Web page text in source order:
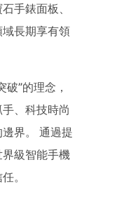
手錶面板、
長期享有領
”的理念，
、科技時尚
界。 通過提
級智能手機
。